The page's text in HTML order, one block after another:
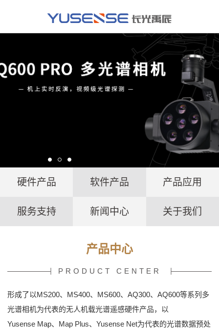
硬件产品 软件产品 产品应用
服务支持 新闻中心 关于我们
产品中心
PRODUCT CENTER
形成了以MS200、MS400、MS600、AQ300、AQ600等系列多
光谱相机为代表的无人机载光谱遥感硬件产品，以
Yusense Map、Map Plus、Yusense Net为代表的光谱数据预处